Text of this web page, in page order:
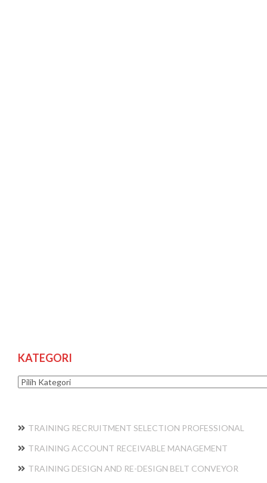
KATEGORI
Kategori
TRAINING RECRUITMENT SELECTION PROFESSIONAL
TRAINING ACCOUNT RECEIVABLE MANAGEMENT
TRAINING DESIGN AND RE-DESIGN BELT CONVEYOR